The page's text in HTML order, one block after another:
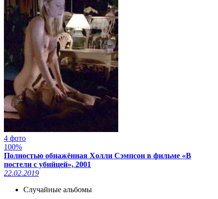
4 фото
100%
Полностью обнажённая Холли Сэмпсон в фильме «В
постели с убийцей», 2001
22.02.2019
Случайные альбомы